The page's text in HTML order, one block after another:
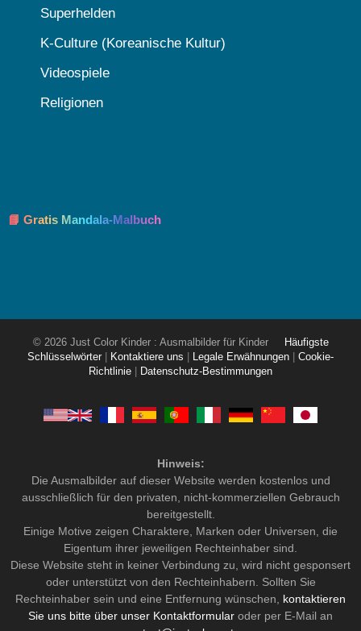
Superhelden
K-Culture (Koreanische Kultur)
Videospiele
Religionen
📘 Gratis Mandala-Malbuch
© 2026 Just Color Kinder : Ausmalbilder für Kinder
Häufigste
Schlüsselwörter
Kontaktiere uns Legale Erwähnungen
Cookie-
Richtlinie
Datenschutz-Bestimmungen
Hinweis:
Die Ausmalbilder auf dieser Website werden kostenlos und
ausschließlich für den privaten, nicht-kommerziellen Gebrauch
bereitgestellt.
Einige Motive zeigen Charaktere, Marken oder Universen, die
Eigentum ihrer jeweiligen Rechteinhaber sind.
Diese Website steht in keiner Verbindung zu, wird nicht gesponsert
oder unterstützt von den Rechteinhabern. Sollten Sie
Rechteinhaber sein und eine Entfernung wünschen, kontaktieren
Sie uns bitte über unser Kontaktformular oder per E-Mail an